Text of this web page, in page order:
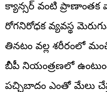
క్యాన్సర్ వంటి
రోగనిరోధక వ్యవస్థ
తినటం వల్ల శరీరంలో
బీపీ నియంత్రణ‌లో
ప‌చ్చిబాదం ఎంతో మేలు